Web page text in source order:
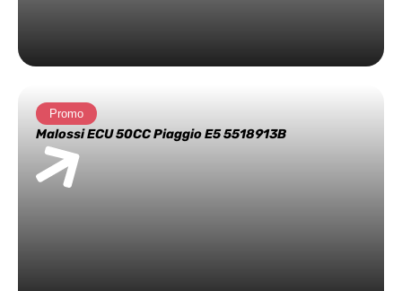
Promo
Malossi ECU 50CC Piaggio E5 5518913B